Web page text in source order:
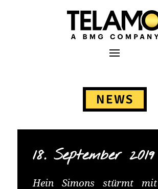
TELAMO
Primäres Menü
NEWS
18. September 2019
Hein Simons stürmt mit